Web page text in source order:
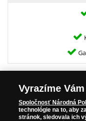
Špecifikácia
Vyrazíme
Spoločnosť Národná
technológie na to, aby
stránok, sledovala ich